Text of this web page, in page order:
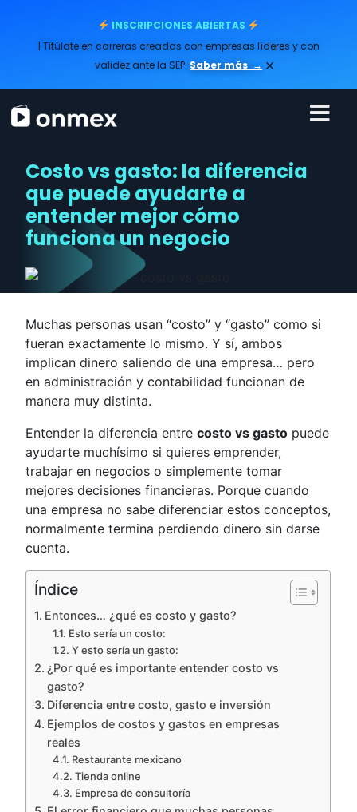
INSCRIPCIONES ABIERTAS
| Titúlate en carreras creadas con empresas líderes y con
validez ante la SEP. Saber más → ×
Costo vs gasto: la diferencia
que puede ayudarte a
entender mejor cómo
funciona un negocio
Muchas personas usan “costo” y “gasto” como si
fueran exactamente lo mismo. Y sí, ambos
implican dinero saliendo de una empresa… pero
en administración y contabilidad funcionan de
manera muy distinta.
Entender la diferencia entrecosto vs gasto puede
ayudarte muchísimo si quieres emprender,
trabajar en negocios o simplemente tomar
mejores decisiones financieras. Porque cuando
una empresa no sabe diferenciar estos conceptos,
normalmente termina perdiendo dinero sin darse
cuenta.
Índice
Entonces… ¿qué es costo y gasto?
Esto sería un costo:
Y esto sería un gasto:
¿Por qué es importante entender costo vs
gasto?
Diferencia entre costo, gasto e inversión
Ejemplos de costos y gastos en empresas
reales
Restaurante mexicano
Tienda online
Empresa de consultoría